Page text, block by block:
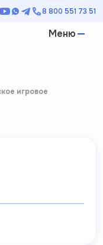
8 800 551 73 51
Меню
игровое